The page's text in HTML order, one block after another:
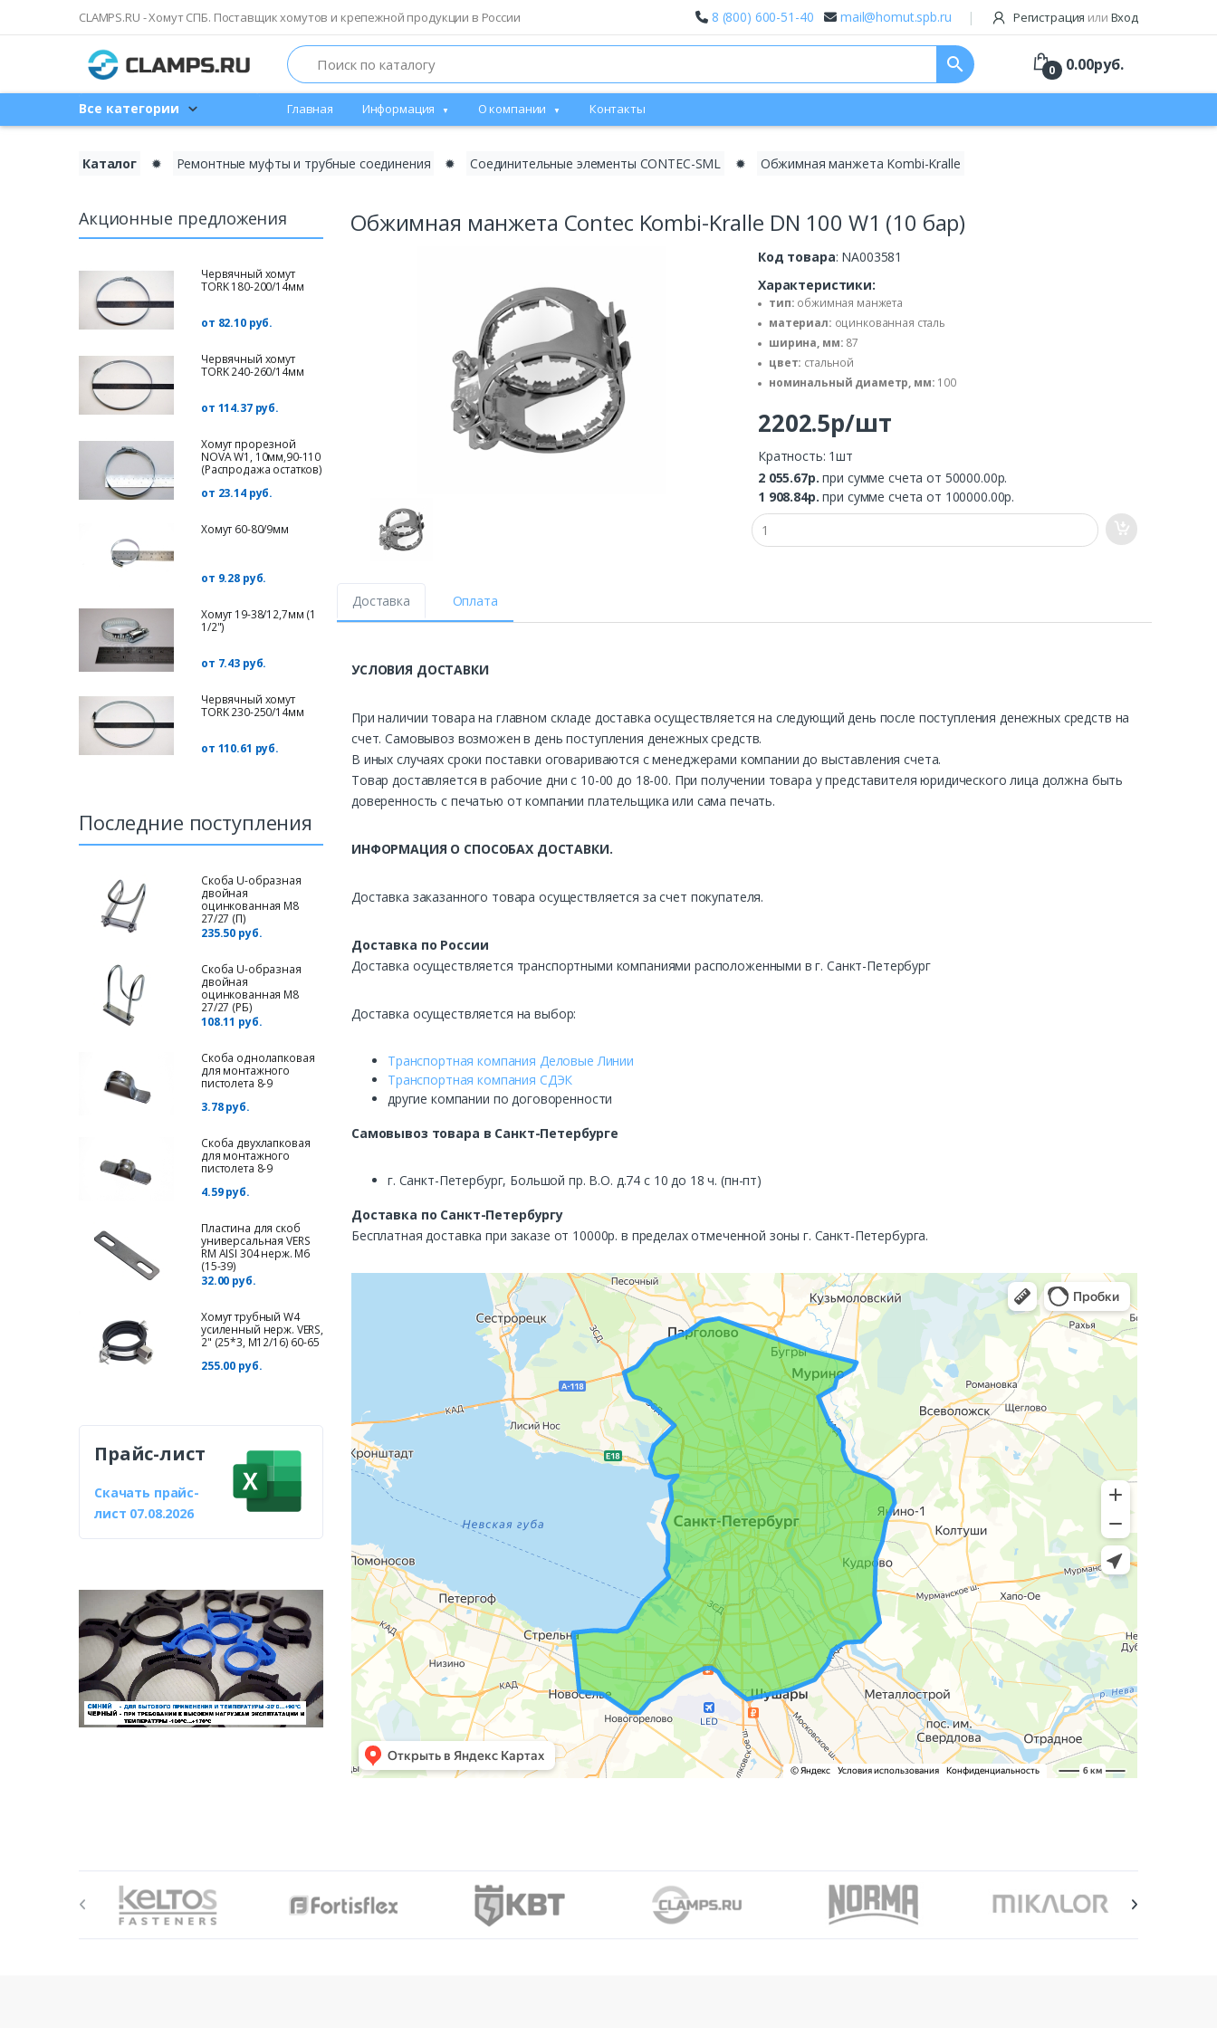
CLAMPS.RU - Хомут СПБ. Поставщик хомутов и крепежной продукции в России 8 (800) 600-51-40 mail@homut.spb.ru Регистрация или Вход
Search search 0 0.00руб.
Все категории Главная Информация О компании Контакты
Каталог ✹ Ремонтные муфты и трубные соединения ✹ Соединительные элементы CONTEC-SML ✹ Обжимная манжета Kombi-Kralle
Акционные предложения
Червячный хомут
TORK 180-200/14мм
от 82.10 руб.
Червячный хомут
TORK 240-260/14мм
от 114.37 руб.
Хомут прорезной
NOVA W1, 10мм,90-110
(Распродажа остатков)
от 23.14 руб.
Хомут 60-80/9мм
от 9.28 руб.
Хомут 19-38/12,7мм (1
1/2")
от 7.43 руб.
Червячный хомут
TORK 230-250/14мм
от 110.61 руб.
Последние поступления
Скоба U-образная
двойная
оцинкованная М8
27/27 (П)
235.50 руб.
Скоба U-образная
двойная
оцинкованная М8
27/27 (РБ)
108.11 руб.
Скоба однолапковая
для монтажного
пистолета 8-9
3.78 руб.
Скоба двухлапковая
для монтажного
пистолета 8-9
4.59 руб.
Пластина для cкоб
универсальная VERS
RM AISI 304 нерж. M6
(15-39)
32.00 руб.
Хомут трубный W4
усиленный нерж. VERS,
2" (25*3, М12/16) 60-65
255.00 руб.
Прайс-лист
Скачать прайс-
лист 07.08.2026
Обжимная манжета Contec Kombi-Kralle DN 100 W1 (10 бар)
Код товара: NA003581
Характеристики:
тип: обжимная манжета
материал: оцинкованная сталь
ширина, мм: 87
цвет: стальной
номинальный диаметр, мм: 100
2202.5р/шт
Кратность: 1шт
2 055.67р.при сумме счета от 50000.00р.
1 908.84р.при сумме счета от 100000.00р.
Доставка Оплата
УСЛОВИЯ ДОСТАВКИ
При наличии товара на главном складе доставка осуществляется на следующий день после поступления денежных средств на
счет. Самовывоз возможен в день поступления денежных средств.
В иных случаях сроки поставки оговариваются с менеджерами компании до выставления счета.
Товар доставляется в рабочие дни с 10-00 до 18-00. При получении товара у представителя юридического лица должна быть
доверенность с печатью от компании плательщика или сама печать.
ИНФОРМАЦИЯ О СПОСОБАХ ДОСТАВКИ.
Доставка заказанного товара осуществляется за счет покупателя.
Доставка по России
Доставка осуществляется транспортными компаниями расположенными в г. Санкт-Петербург
Доставка осуществляется на выбор:
Транспортная компания Деловые Линии
Транспортная компания СДЭК
другие компании по договоренности
Самовывоз товара в Санкт-Петербурге
г. Санкт-Петербург, Большой пр. В.О. д.74 с 10 до 18 ч. (пн-пт)
Доставка по Санкт-Петербургу
Бесплатная доставка при заказе от 10000р. в пределах отмеченной зоны г. Санкт-Петербурга.